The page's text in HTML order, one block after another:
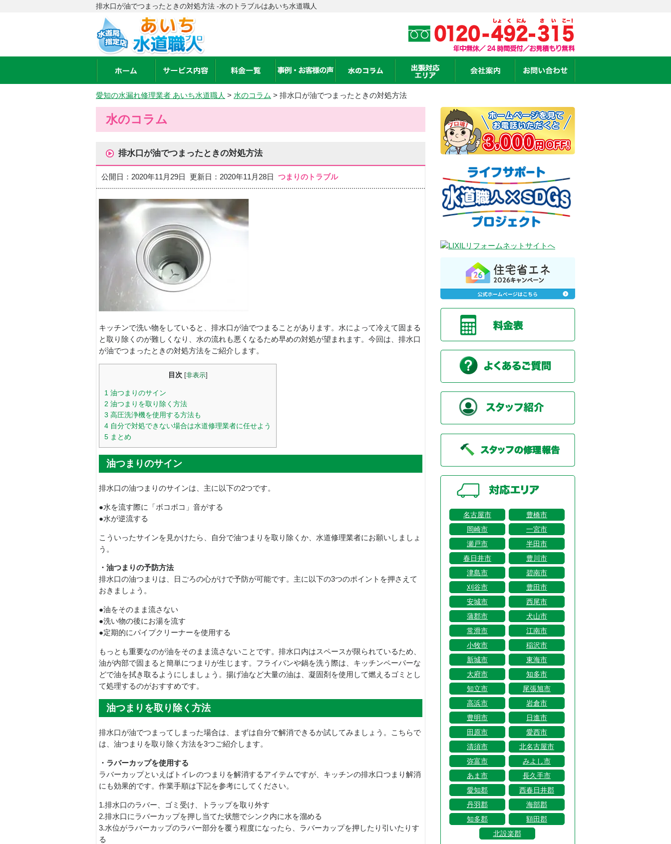
排水口が油でつまったときの対処方法 -水のトラブルはあいち水道職人
愛知の水漏れ修理業者 あいち水道職人 > 水のコラム > 排水口が油でつまったときの対処方法
水のコラム
排水口が油でつまったときの対処方法
公開日：2020年11月29日 更新日：2020年11月28日 つまりのトラブル
キッチンで洗い物をしていると、排水口が油でつまることがあります。水によって冷えて固まる
と取り除くのが難しくなり、水の流れも悪くなるため早めの対処が望まれます。今回は、排水口
が油でつまったときの対処方法をご紹介します。
目次 非表示]
1 油つまりのサイン
2 油つまりを取り除く方法
3 高圧洗浄機を使用する方法も
4 自分で対処できない場合は水道修理業者に任せよう
5 まとめ
油つまりのサイン
排水口の油つまりのサインは、主に以下の2つです。
●水を流す際に「ボコボコ」音がする
●水が逆流する
こういったサインを見かけたら、自分で油つまりを取り除くか、水道修理業者にお願いしましょ
う。
・油つまりの予防方法
排水口の油つまりは、日ごろの心がけで予防が可能です。主に以下の3つのポイントを押さえて
おきましょう。
●油をそのまま流さない
●洗い物の後にお湯を流す
●定期的にパイプクリーナーを使用する
もっとも重要なのが油をそのまま流さないことです。排水口内はスペースが限られているため、
油が内部で固まると簡単につまりが生じます。フライパンや鍋を洗う際は、キッチンペーパーな
どで油を拭き取るようにしましょう。揚げ油など大量の油は、凝固剤を使用して燃えるゴミとし
て処理するのがおすすめです。
油つまりを取り除く方法
排水口が油でつまってしまった場合は、まずは自分で解消できるか試してみましょう。こちらで
は、油つまりを取り除く方法を3つご紹介します。
・ラバーカップを使用する
ラバーカップといえばトイレのつまりを解消するアイテムですが、キッチンの排水口つまり解消
にも効果的です。作業手順は下記を参考にしてください。
1.排水口のラバー、ゴミ受け、トラップを取り外す
2.排水口にラバーカップを押し当てた状態でシンク内に水を溜める
3.水位がラバーカップのラバー部分を覆う程度になったら、ラバーカップを押したり引いたりす
る
名古屋市
豊橋市
岡崎市
一宮市
瀬戸市
半田市
春日井市
豊川市
津島市
碧南市
刈谷市
豊田市
安城市
西尾市
蒲郡市
犬山市
常滑市
江南市
小牧市
稲沢市
新城市
東海市
大府市
知多市
知立市
尾張旭市
高浜市
岩倉市
豊明市
日進市
田原市
愛西市
清須市
北名古屋市
弥富市
みよし市
あま市
長久手市
愛知郡
西春日井郡
丹羽郡
海部郡
知多郡
額田郡
北設楽郡